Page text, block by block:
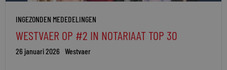
INGEZONDEN MEDEDELINGEN
WESTVAER OP #2 IN NOTARIAAT TOP 30
26 januari 2026 Westvaer